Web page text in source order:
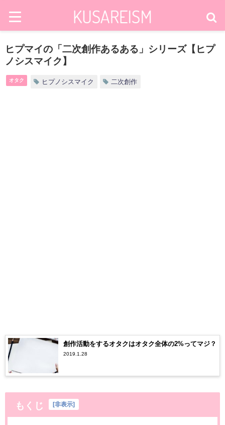
ヒプマイの「二次創作あるある」シリーズ【ヒプ
ノシスマイク】
オタク ヒプノシスマイク 二次創作
創作活動をするオタクはオタク全体の2%ってマジ？
2019.1.28
もくじ 非表示